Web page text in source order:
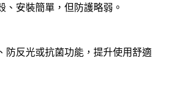
、安裝簡單，但防護略弱。
防反光或抗菌功能，提升使用舒適